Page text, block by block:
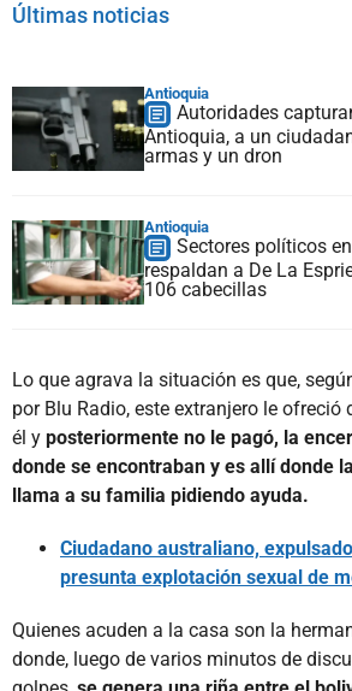
Últimas noticias
Antioquia
Autoridades
Antioquia, a un
armas y un dron
Antioquia
Sectores políticos
respaldan a De La
106 cabecillas
Lo que agrava la situación es que,
por Blu Radio, este extranjero le ofreció
él y posteriormente no le pagó, la
donde se encontraban y es allí donde
llama a su familia pidiendo ayuda.
Ciudadano australiano,
presunta explotación sexual de
Quienes acuden a la casa son la
donde, luego de varios minutos de